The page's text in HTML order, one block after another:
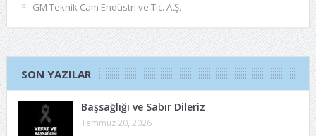
GM Teknik Cam Endüstri ve Tic. A.Ş.
SON YAZILAR
Başsağlığı ve Sabır Dileriz
Temmuz 20, 2026